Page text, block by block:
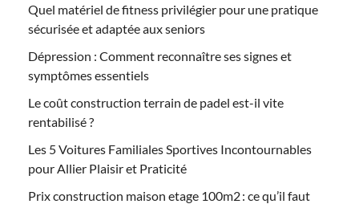
Quel matériel de fitness privilégier pour une pratique
sécurisée et adaptée aux seniors
Dépression : Comment reconnaître ses signes et
symptômes essentiels
Le coût construction terrain de padel est-il vite
rentabilisé ?
Les 5 Voitures Familiales Sportives Incontournables
pour Allier Plaisir et Praticité
Prix construction maison etage 100m2 : ce qu’il faut